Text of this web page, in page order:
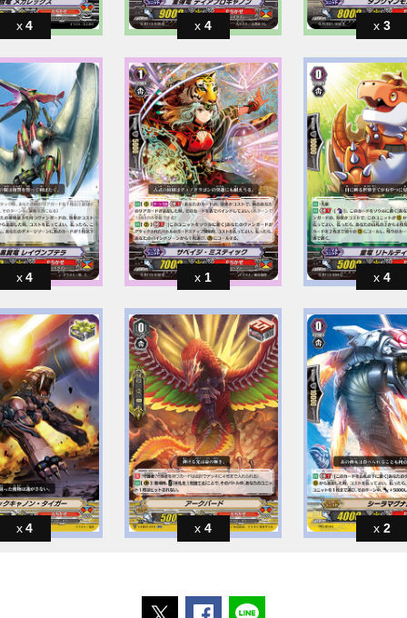
4 4 3
4 1 4
4 4 2
ポストするFacebookでシェアする